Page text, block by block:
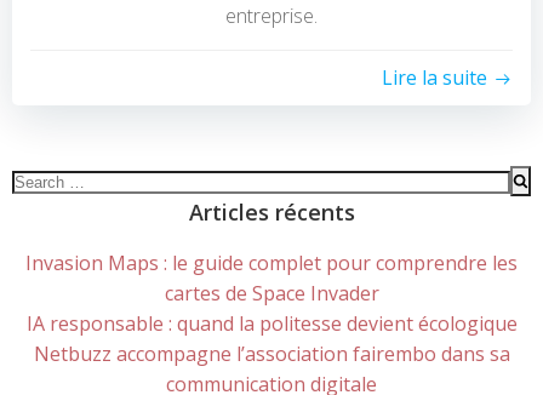
entreprise.
Lire la suite
Search
Articles récents
Invasion Maps : le guide complet pour comprendre les
cartes de Space Invader
IA responsable : quand la politesse devient écologique
Netbuzz accompagne l’association fairembo dans sa
communication digitale